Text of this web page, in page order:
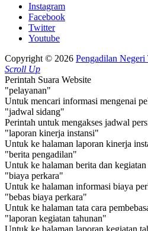
Instagram
Facebook
Twitter
Youtube
Copyright © 2026 Pengadilan Negeri
Scroll Up
Perintah Suara Website
"pelayanan"
Untuk mencari informasi mengenai
"jadwal sidang"
Perintah untuk mengakses jadwal
"laporan kinerja instansi"
Untuk ke halaman laporan kinerja
"berita pengadilan"
Untuk ke halaman berita dan
"biaya perkara"
Untuk ke halaman informasi biaya
"bebas biaya perkara"
Untuk ke halaman tata cara
"laporan kegiatan tahunan"
Untuk ke halaman laporan kegiatan